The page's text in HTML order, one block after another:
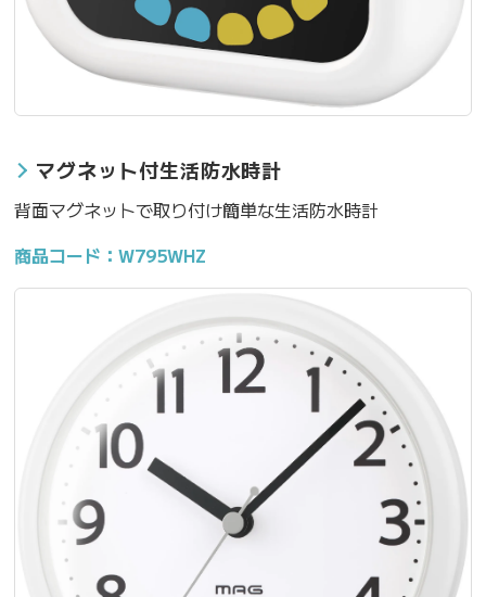
マグネット付生活防水時計
背面マグネットで取り付け簡単な生活防水時計
商品コード：W795WHZ